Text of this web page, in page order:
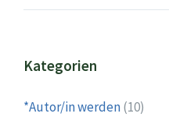
Kategorien
*Autor/in werden(10)